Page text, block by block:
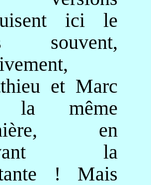
ici le
souvent,
et Marc
la même
en
la
! Mais